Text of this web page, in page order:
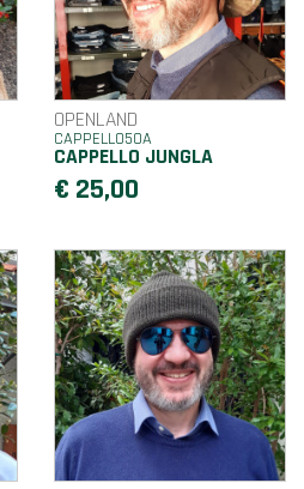
OPENLAND
CAPPELLO50A
CAPPELLO JUNGLA
€ 25,00